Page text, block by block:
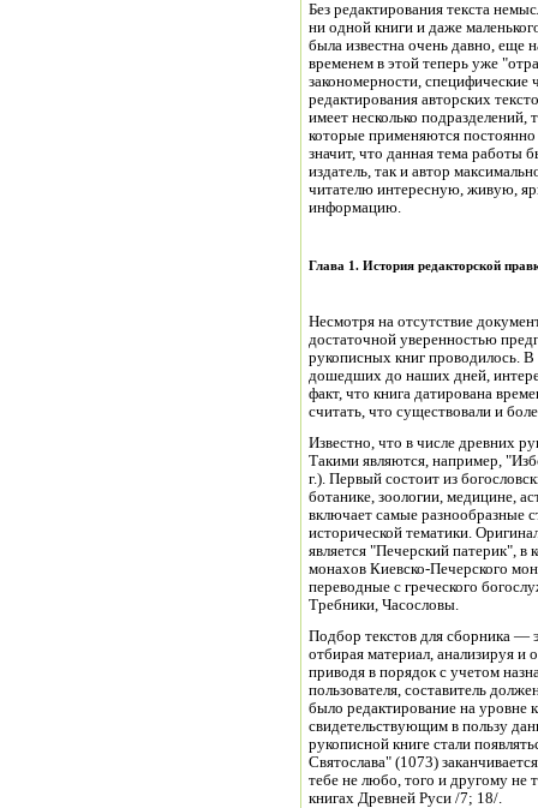
Без редактирования текста
ни одной книги и даже
была известна очень давно, еще
временем в этой теперь уже
закономерности, специфические
редактирования авторских
имеет несколько
которые применяются
значит, что данная тема работы
издатель, так и автор
читателю интересную, живую,
информацию.
Глава 1. История редакторской
Несмотря на отсутствие
достаточной уверенностью
рукописных книг проводилось.
дошедших до наших дней,
факт, что книга датирована
считать, что существовали и
Известно, что в числе древних
Такими являются, например,
г.). Первый состоит из
ботанике, зоологии, медицине,
включает самые разнообразные
исторической тематики.
является "Печерский патерик",
монахов Киевско-Печерского
переводные с греческого
Требники, Часословы.
Подбор текстов для сборника —
отбирая материал, анализируя и
приводя в порядок с учетом
пользователя, составитель
было редактирование на уровне
свидетельствующим в пользу
рукописной книге стали
Святослава" (1073)
тебе не любо, того и другому не
книгах Древней Руси /7; 18/.